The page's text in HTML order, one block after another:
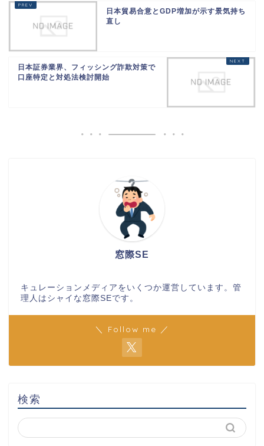
日本貿易合意とGDP増加が示す景気持ち
直し
日本証券業界、フィッシング詐欺対策で
口座特定と対処法検討開始
窓際SE
キュレーションメディアをいくつか運営しています。管
理人はシャイな窓際SEです。
＼ Follow me ／
検索